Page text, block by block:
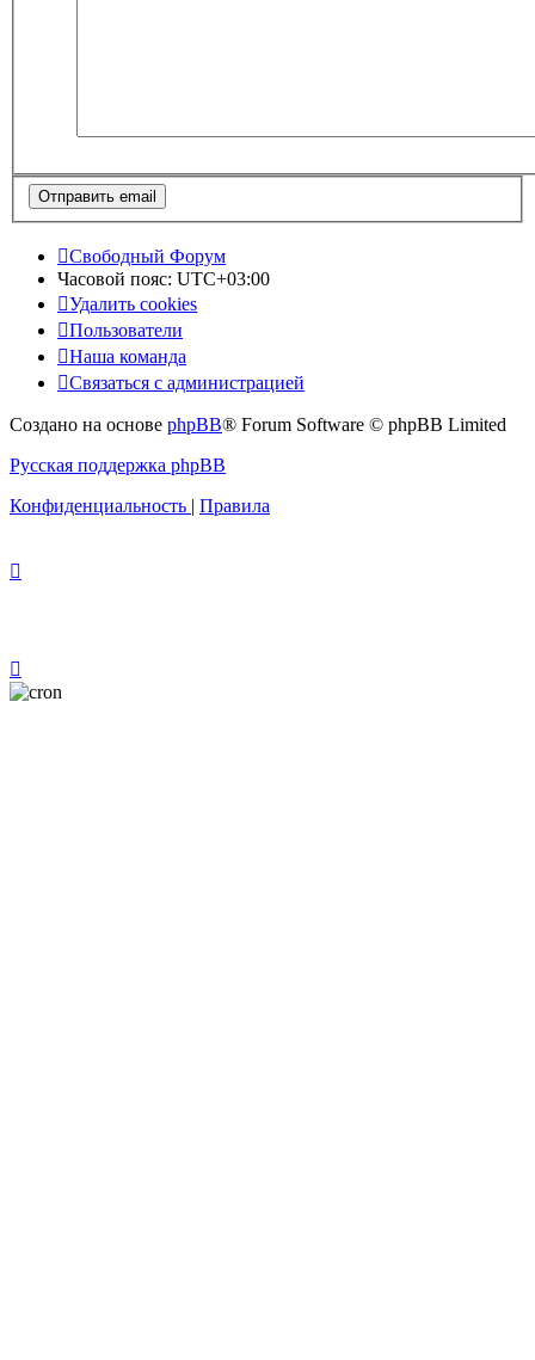
Свободный Форум
Часовой пояс: UTC+03:00
Удалить cookies
Пользователи
Наша команда
Связаться с администрацией
Создано на основе phpBB® Forum Software © phpBB Limited
Русская поддержка phpBB
Конфиденциальность
Правила